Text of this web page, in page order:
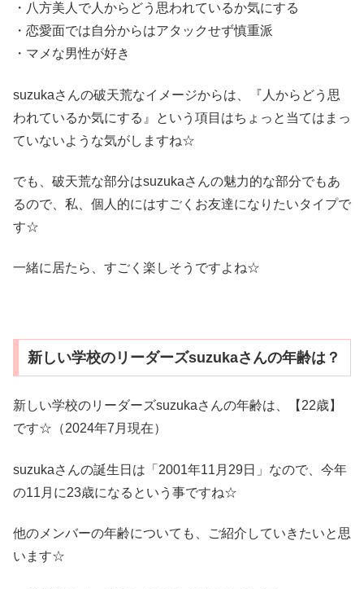
・八方美人で人からどう思われているか気にする
・恋愛面では自分からはアタックせず慎重派
・マメな男性が好き
suzukaさんの破天荒なイメージからは、『人からどう思
われているか気にする』という項目はちょっと当てはまっ
ていないような気がしますね☆
でも、破天荒な部分はsuzukaさんの魅力的な部分でもあ
るので、私、個人的にはすごくお友達になりたいタイプで
す☆
一緒に居たら、すごく楽しそうですよね☆
新しい学校のリーダーズsuzukaさんの年齢は？
新しい学校のリーダーズsuzukaさんの年齢は、【22歳】
です☆（2024年7月現在）
suzukaさんの誕生日は「2001年11月29日」なので、今年
の11月に23歳になるという事ですね☆
他のメンバーの年齢についても、ご紹介していきたいと思
います☆